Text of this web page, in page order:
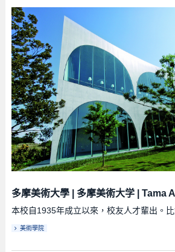
多摩美術大學| 多摩美術大学| Tama
本校自1935年成立以來，校友人才輩出。比
美術學院